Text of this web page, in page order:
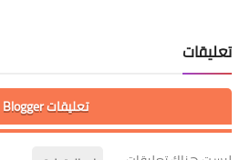
تعليقات
تعليقات Blogger